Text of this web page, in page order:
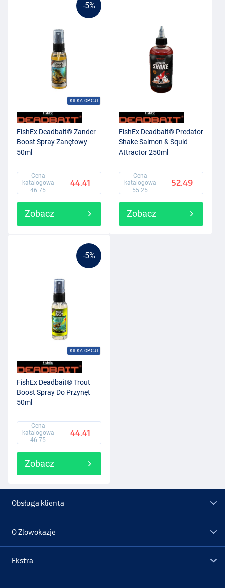
-5%
KILKA OPCJI
FishEx Deadbait® Zander
Boost Spray Zanętowy
50ml
Cena
katalogowa
46.75
44.41
Zobacz
FishEx Deadbait® Predator
Shake Salmon & Squid
Attractor 250ml
Cena
katalogowa
55.25
52.49
Zobacz
-5%
KILKA OPCJI
FishEx Deadbait® Trout
Boost Spray Do Przynęt
50ml
Cena
katalogowa
46.75
44.41
Zobacz
Obsługa klienta
O Zlowokazje
Ekstra